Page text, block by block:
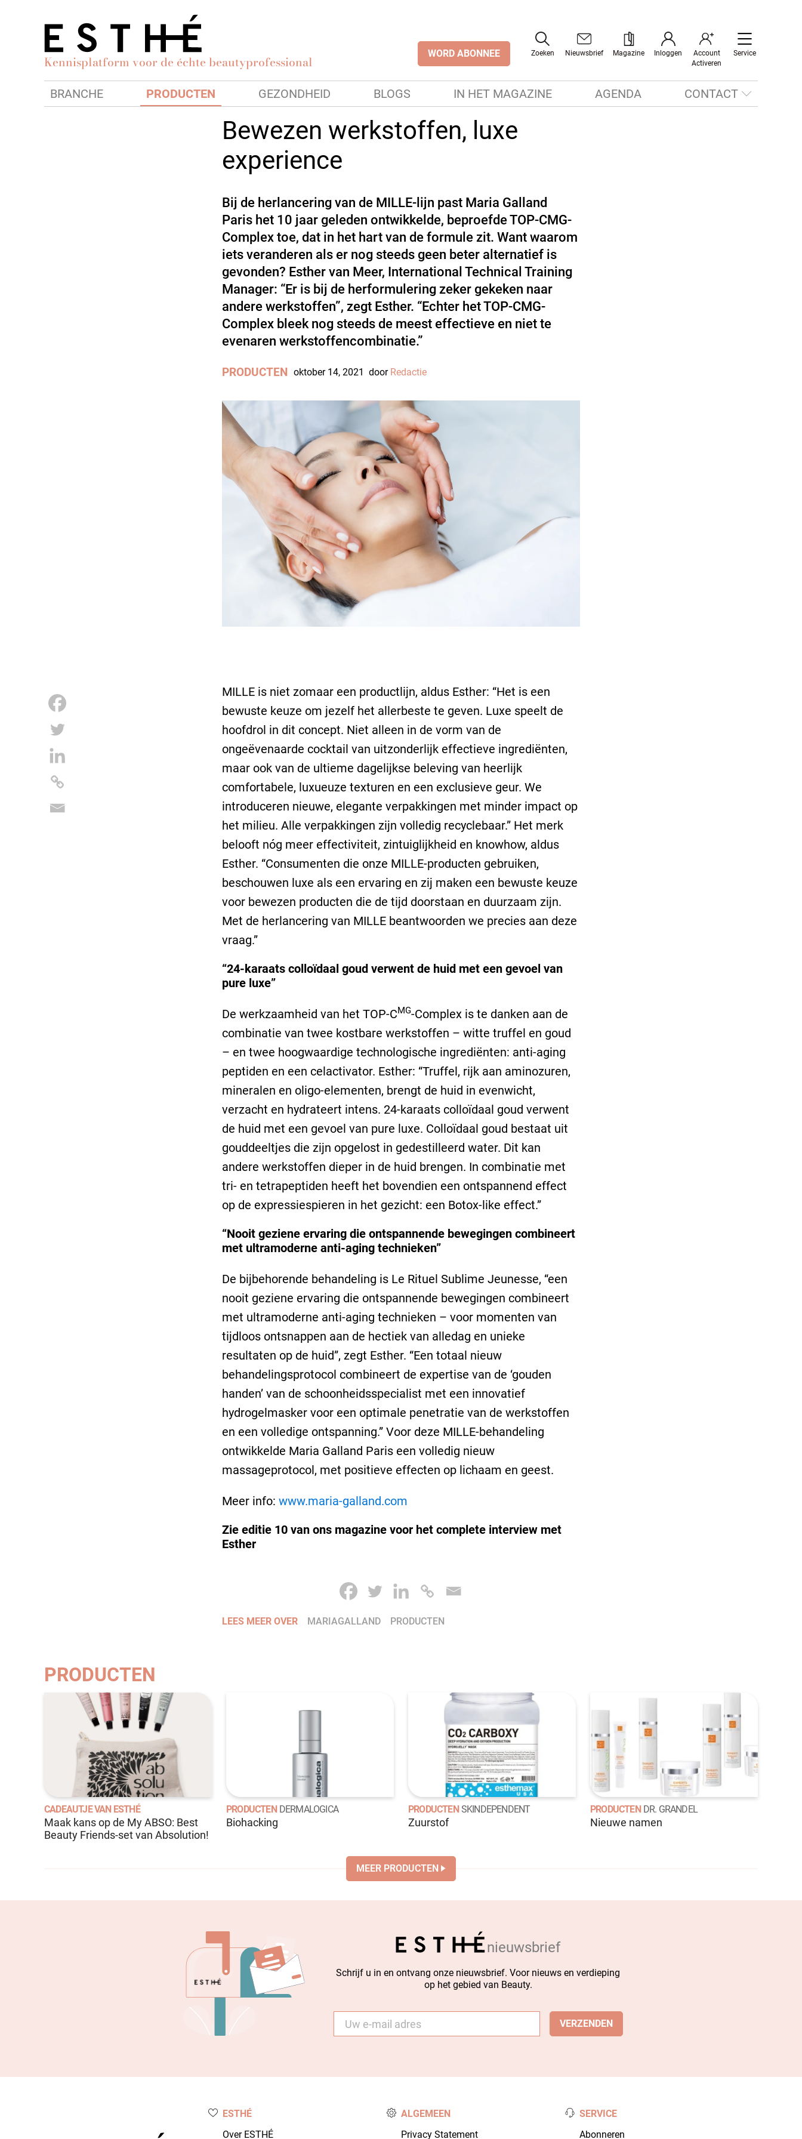
Kennisplatform voor de échte beautyprofessional WORD ABONNEE Zoeken Nieuwsbrief Magazine Inloggen
Account
Activeren
Service
BRANCHE PRODUCTEN GEZONDHEID BLOGS IN HET MAGAZINE AGENDA CONTACT
Bewezen werkstoffen, luxe
experience
Bij de herlancering van de MILLE-lijn past Maria Galland
Paris het 10 jaar geleden ontwikkelde, beproefde TOP-CMG-
Complex toe, dat in het hart van de formule zit. Want waarom
iets veranderen als er nog steeds geen beter alternatief is
gevonden? Esther van Meer, International Technical Training
Manager: “Er is bij de herformulering zeker gekeken naar
andere werkstoffen”, zegt Esther. “Echter het TOP-CMG-
Complex bleek nog steeds de meest effectieve en niet te
evenaren werkstoffencombinatie.”
PRODUCTEN oktober 14, 2021 door Redactie
MILLE is niet zomaar een productlijn, aldus Esther: “Het is een
bewuste keuze om jezelf het allerbeste te geven. Luxe speelt de
hoofdrol in dit concept. Niet alleen in de vorm van de
ongeëvenaarde cocktail van uitzonderlijk effectieve ingrediënten,
maar ook van de ultieme dagelijkse beleving van heerlijk
comfortabele, luxueuze texturen en een exclusieve geur. We
introduceren nieuwe, elegante verpakkingen met minder impact op
het milieu. Alle verpakkingen zijn volledig recyclebaar.” Het merk
belooft nóg meer effectiviteit, zintuiglijkheid en knowhow, aldus
Esther. “Consumenten die onze MILLE-producten gebruiken,
beschouwen luxe als een ervaring en zij maken een bewuste keuze
voor bewezen producten die de tijd doorstaan en duurzaam zijn.
Met de herlancering van MILLE beantwoorden we precies aan deze
vraag.”
“24-karaats colloïdaal goud verwent de huid met een gevoel van
pure luxe”
De werkzaamheid van het TOP-CMG-Complex is te danken aan de
combinatie van twee kostbare werkstoffen – witte truffel en goud
– en twee hoogwaardige technologische ingrediënten: anti-aging
peptiden en een celactivator. Esther: “Truffel, rijk aan aminozuren,
mineralen en oligo-elementen, brengt de huid in evenwicht,
verzacht en hydrateert intens. 24-karaats colloïdaal goud verwent
de huid met een gevoel van pure luxe. Colloïdaal goud bestaat uit
gouddeeltjes die zijn opgelost in gedestilleerd water. Dit kan
andere werkstoffen dieper in de huid brengen. In combinatie met
tri- en tetrapeptiden heeft het bovendien een ontspannend effect
op de expressiespieren in het gezicht: een Botox-like effect.”
“Nooit geziene ervaring die ontspannende bewegingen combineert
met ultramoderne anti-aging technieken”
De bijbehorende behandeling is Le Rituel Sublime Jeunesse, “een
nooit geziene ervaring die ontspannende bewegingen combineert
met ultramoderne anti-aging technieken – voor momenten van
tijdloos ontsnappen aan de hectiek van alledag en unieke
resultaten op de huid”, zegt Esther. “Een totaal nieuw
behandelingsprotocol combineert de expertise van de ‘gouden
handen’ van de schoonheidsspecialist met een innovatief
hydrogelmasker voor een optimale penetratie van de werkstoffen
en een volledige ontspanning.” Voor deze MILLE-behandeling
ontwikkelde Maria Galland Paris een volledig nieuw
massageprotocol, met positieve effecten op lichaam en geest.
Meer info: www.maria-galland.com
Zie editie 10 van ons magazine voor het complete interview met
Esther
LEES MEER OVER MARIAGALLAND PRODUCTEN
PRODUCTEN
CADEAUTJE VAN ESTHÉ
Maak kans op de My ABSO: Best
Beauty Friends-set van Absolution!
PRODUCTEN DERMALOGICA
Biohacking
PRODUCTEN SKINDEPENDENT
Zuurstof
PRODUCTEN DR. GRANDEL
Nieuwe namen
MEER PRODUCTEN
nieuwsbrief
Schrijf u in en ontvang onze nieuwsbrief. Voor nieuws en verdieping
op het gebied van Beauty.
mail *
ESTHÉ
Over ESTHÉ
ALGEMEEN
Privacy Statement
SERVICE
Abonneren